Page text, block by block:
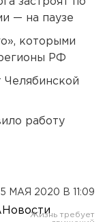
— на паузе
которыми
РФ
Челябинской
работу
15 МАЯ 2020 В 11:09